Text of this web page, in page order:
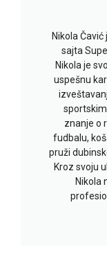
Nikola
sajta
Nikola je
uspešnu
znanje o
fudbalu,
pruži
Kroz svoju
Nikola